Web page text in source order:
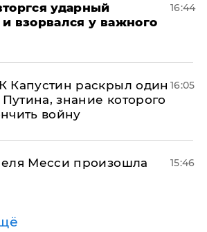
ударный
взорвался у важного
16:44
Капустин раскрыл один
знание которого
войну
16:05
Месси произошла
15:46